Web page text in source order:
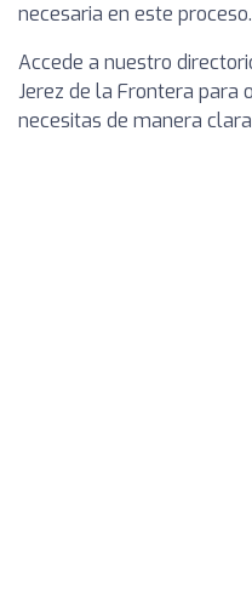
necesaria en este proceso.
Accede a nuestro
Jerez de la Frontera para
necesitas de manera